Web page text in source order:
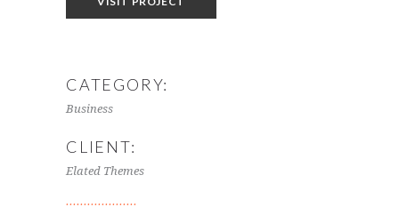
CATEGORY:
Business
CLIENT:
Elated Themes